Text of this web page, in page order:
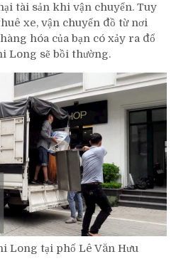
tài sản khi vận chuyển. Tuy
xe, vận chuyển đồ từ nơi
hóa của bạn có xảy ra đổ
Long sẽ bồi thường.
Long tại phố Lê Văn Hưu